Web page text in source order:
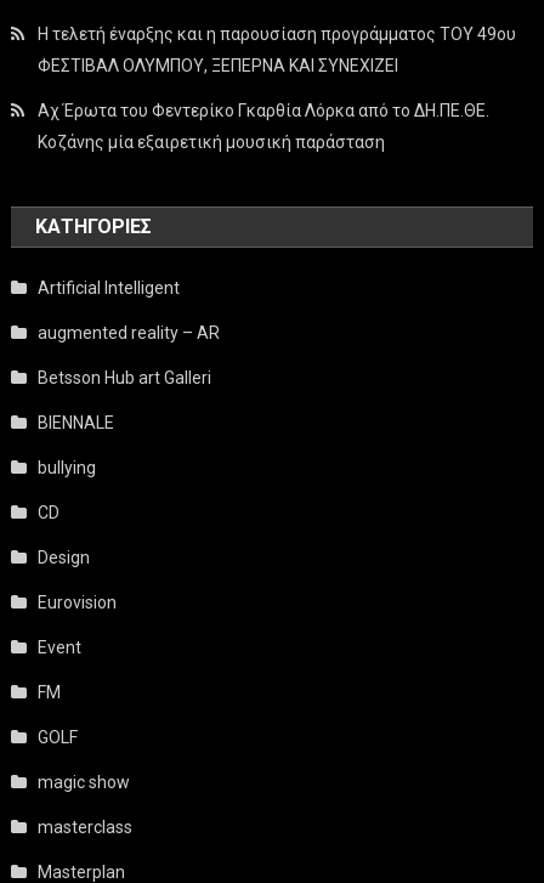
Η τελετή έναρξης και η παρουσίαση προγράμματος ΤΟΥ 49ου
ΦΕΣΤΙΒΑΛ ΟΛΥΜΠΟΥ, ΞΕΠΕΡΝΑ ΚΑΙ ΣΥΝΕΧΙΖΕΙ
Αχ Έρωτα του Φεντερίκο Γκαρθία Λόρκα από το ΔΗ.ΠΕ.ΘΕ.
Κοζάνης μία εξαιρετική μουσική παράσταση
KΑΤΗΓΟΡΊΕΣ
Artificial Intelligent
augmented reality – AR
Betsson Hub art Galleri
BIENNALE
bullying
CD
Design
Eurovision
Event
FM
GOLF
magic show
masterclass
Masterplan